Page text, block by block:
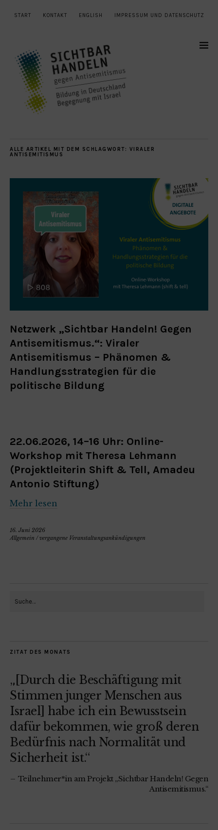
START KONTAKT ENGLISH IMPRESSUM UND DATENSCHUTZ
ALLE ARTIKEL MIT DEM SCHLAGWORT: VIRALER
ANTISEMITISMUS
Netzwerk „Sichtbar Handeln! Gegen
Antisemitismus.“: Viraler
Antisemitismus – Phänomen &
Handlungsstrategien für die
politische Bildung
22.06.2026, 14–16 Uhr: Online-
Workshop mit Theresa Lehmann
(Projektleiterin Shift & Tell, Amadeu
Antonio Stiftung)
Mehr lesen
16. Juni 2026
Allgemein /vergangene Veranstaltungsankündigungen
ZITAT DES MONATS
„[Durch die Beschäftigung mit
Stimmen junger Menschen aus
Israel] habe ich ein Bewusstsein
dafür bekommen, wie groß deren
Bedürfnis nach Normalität und
Sicherheit ist.“
Teilnehmer*in am Projekt „Sichtbar Handeln! Gegen
Antisemitismus.“